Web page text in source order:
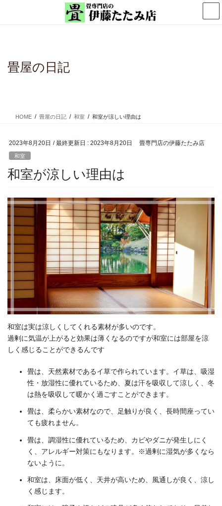
畳屋の日記
HOME 畳屋の日記 和室 和室が涼しい理由は
2023年8月20日 / 最終更新日 : 2023年8月20日 畳専門店の伊藤たたみ店
和室
和室が涼しい理由は
和室は実は涼しくしてくれる素材が多いのです。
過剰に気温が上がると効果は薄くなるのですが和室には部屋を涼
しく感じることができるんです
畳は、天然素材であるイ草で作られています。イ草は、吸湿
性・放湿性に優れているため、夏は汗を吸収して涼しく、冬
は熱を吸収して暖かく過ごすことができます。
畳は、柔らかい素材なので、足触りが良く、長時間座ってい
ても疲れません。
畳は、調湿性に優れているため、カビやダニが発生しにく
く、アレルギー対策にもなります。※過剰に湿気が多くなら
ないように。
和室は、床面が低く、天井が高いため、風通しが良く、涼し
く感じます。